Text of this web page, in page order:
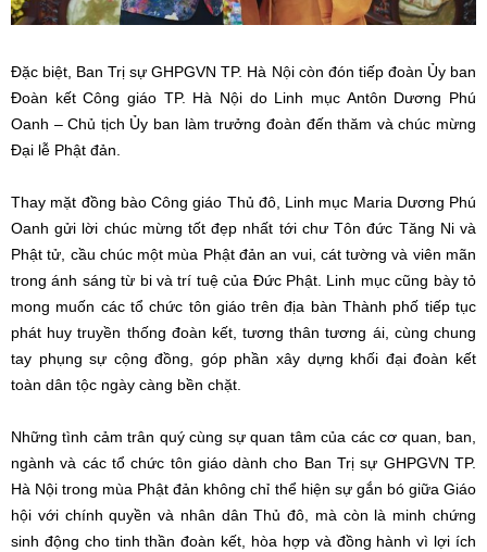
Đặc biệt, Ban Trị sự GHPGVN TP. Hà Nội còn đón tiếp đoàn Ủy ban
Đoàn kết Công giáo TP. Hà Nội do Linh mục Antôn Dương Phú
Oanh – Chủ tịch Ủy ban làm trưởng đoàn đến thăm và chúc mừng
Đại lễ Phật đản.
Thay mặt đồng bào Công giáo Thủ đô, Linh mục Maria Dương Phú
Oanh gửi lời chúc mừng tốt đẹp nhất tới chư Tôn đức Tăng Ni và
Phật tử, cầu chúc một mùa Phật đản an vui, cát tường và viên mãn
trong ánh sáng từ bi và trí tuệ của Đức Phật. Linh mục cũng bày tỏ
mong muốn các tổ chức tôn giáo trên địa bàn Thành phố tiếp tục
phát huy truyền thống đoàn kết, tương thân tương ái, cùng chung
tay phụng sự cộng đồng, góp phần xây dựng khối đại đoàn kết
toàn dân tộc ngày càng bền chặt.
Những tình cảm trân quý cùng sự quan tâm của các cơ quan, ban,
ngành và các tổ chức tôn giáo dành cho Ban Trị sự GHPGVN TP.
Hà Nội trong mùa Phật đản không chỉ thể hiện sự gắn bó giữa Giáo
hội với chính quyền và nhân dân Thủ đô, mà còn là minh chứng
sinh động cho tinh thần đoàn kết, hòa hợp và đồng hành vì lợi ích